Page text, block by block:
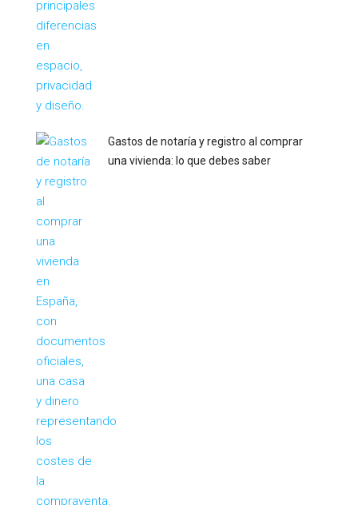
Gastos de notaría y registro al comprar
una vivienda: lo que debes saber